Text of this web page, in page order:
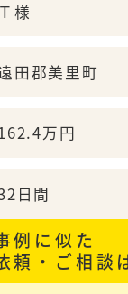
Ｔ様
田郡美里町
万円
日間
例に似た
頼・ご相談